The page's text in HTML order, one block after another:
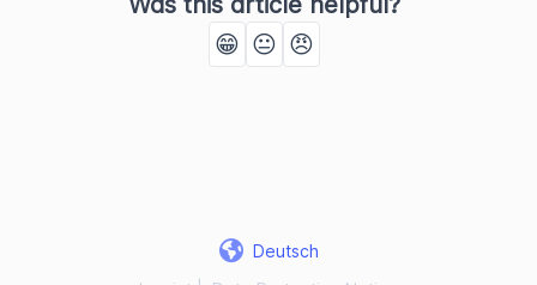
😁 😐 😠
Deutsch